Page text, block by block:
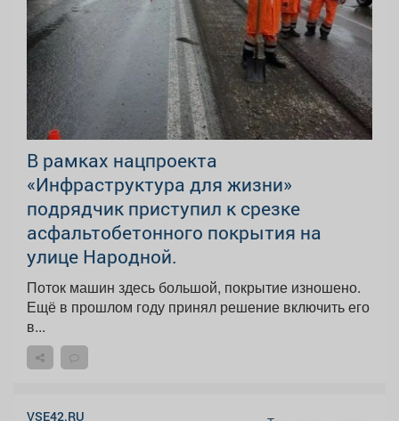
В рамках нацпроекта
«Инфраструктура для жизни»
подрядчик приступил к срезке
асфальтобетонного покрытия на
улице Народной.
Поток машин здесь большой, покрытие изношено.
Ещё в прошлом году принял решение включить его
в...
VSE42.RU